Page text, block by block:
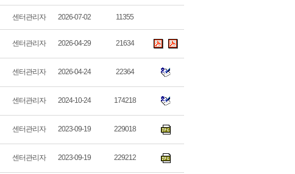
센터관리자 2026-07-02 11355
센터관리자 2026-04-29 21634
센터관리자 2026-04-24 22364
센터관리자 2024-10-24 174218
센터관리자 2023-09-19 229018
센터관리자 2023-09-19 229212